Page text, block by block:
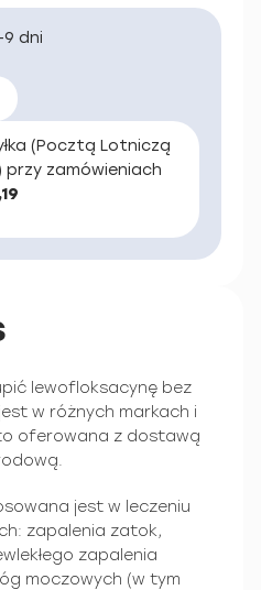
dni
(Pocztą Lotniczą
zamówieniach
lewofloksacynę bez
w różnych markach i
oferowana z dostawą
jest w leczeniu
zapalenia zatok,
zapalenia
moczowych (w tym